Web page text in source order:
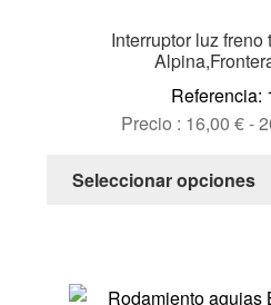
Interruptor luz
Referencia:
Precio : 16,00 €-
Seleccionar opciones